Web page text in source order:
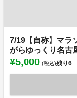
7/19【自称】マラ
がらゆっくり名古
¥5,000 (税込)残り6